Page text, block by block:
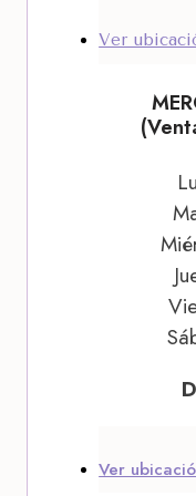
Ver
Ver